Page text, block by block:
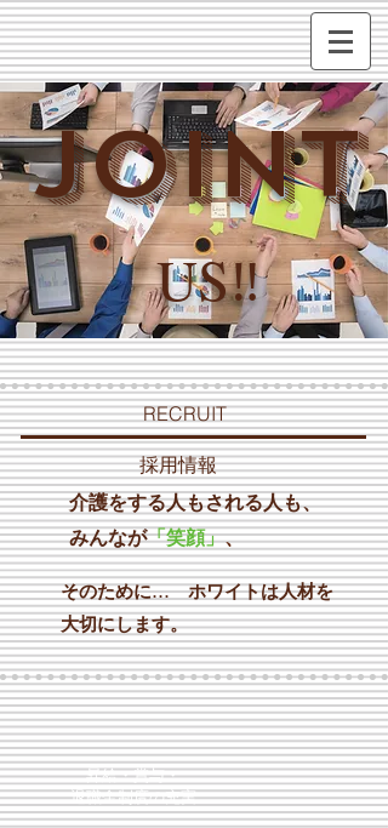
JOINT
US‼
​RECRUIT
​採用情報
介護をする人もされる人も、
みんなが「笑顔」、
そのために… ホワイトは人材を
大切にします。
​昇給・賞与​・
退職金制度の充実